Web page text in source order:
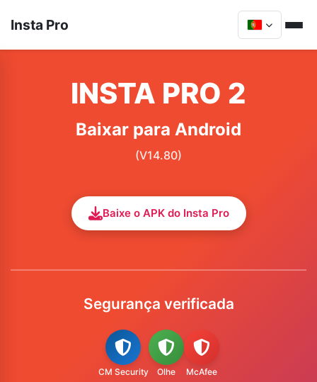
Insta Pro
INSTA PRO 2
Baixar para Android
(V14.80)
Baixe o APK do Insta Pro
Segurança verificada
CM Security Olhe McAfee